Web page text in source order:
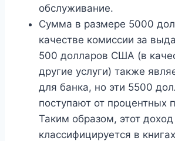
обслуживание.
Сумма в размере 5000
качестве комиссии за
500 долларов США (в
другие услуги) также
для банка, но эти 5500
поступают от процентных
Таким образом, этот доход
классифицируется в